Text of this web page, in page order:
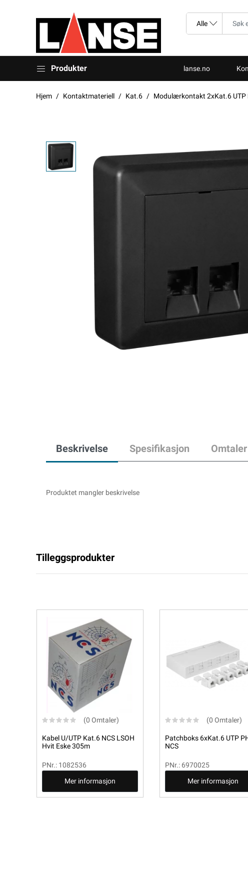
Produkter lanse.no
Hjem Kontaktmateriell Kat.6 Modulærkontakt 2xKat.6 UTP
Beskrivelse Spesifikasjon
Produktet mangler beskrivelse
Tilleggsprodukter
(0 Omtaler)
Kabel U/UTP Kat.6 NCS LSOH
Hvit Eske 305m
PNr.: 1082536
Mer informasjon
(0 Omtaler)
Patchboks 6xKat.6 UTP
NCS
PNr.: 6970025
Mer informasjon